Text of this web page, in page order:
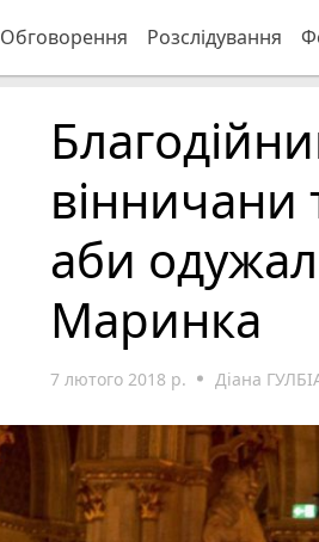
Обговорення Розслідування
аби
Маринка
7 лютого 2018 р. Діана